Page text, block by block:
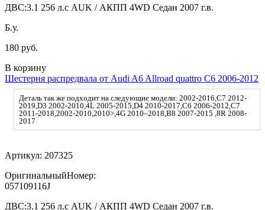
ДВС:3.1 256 л.с AUK / АКПП 4WD Седан 2007 г.в.
Б.у.
180 руб.
В корзину
Шестерня распредвала от Audi A6 Allroad quattro C6 2006-2012
Деталь так же подходит на следующие модели: 2002-2016,C7 2012-
2019,D3 2002-2010,4L 2005-2015,D4 2010-2017,C6 2006-2012,C7
2011-2018,2002-2010,2010>,4G 2010–2018,B8 2007-2015 ,8R 2008-
2017
Артикул: 207325
ОригинальныйНомер:
057109116J
ДВС:3.1 256 л.с AUK / АКПП 4WD Седан 2007 г.в.